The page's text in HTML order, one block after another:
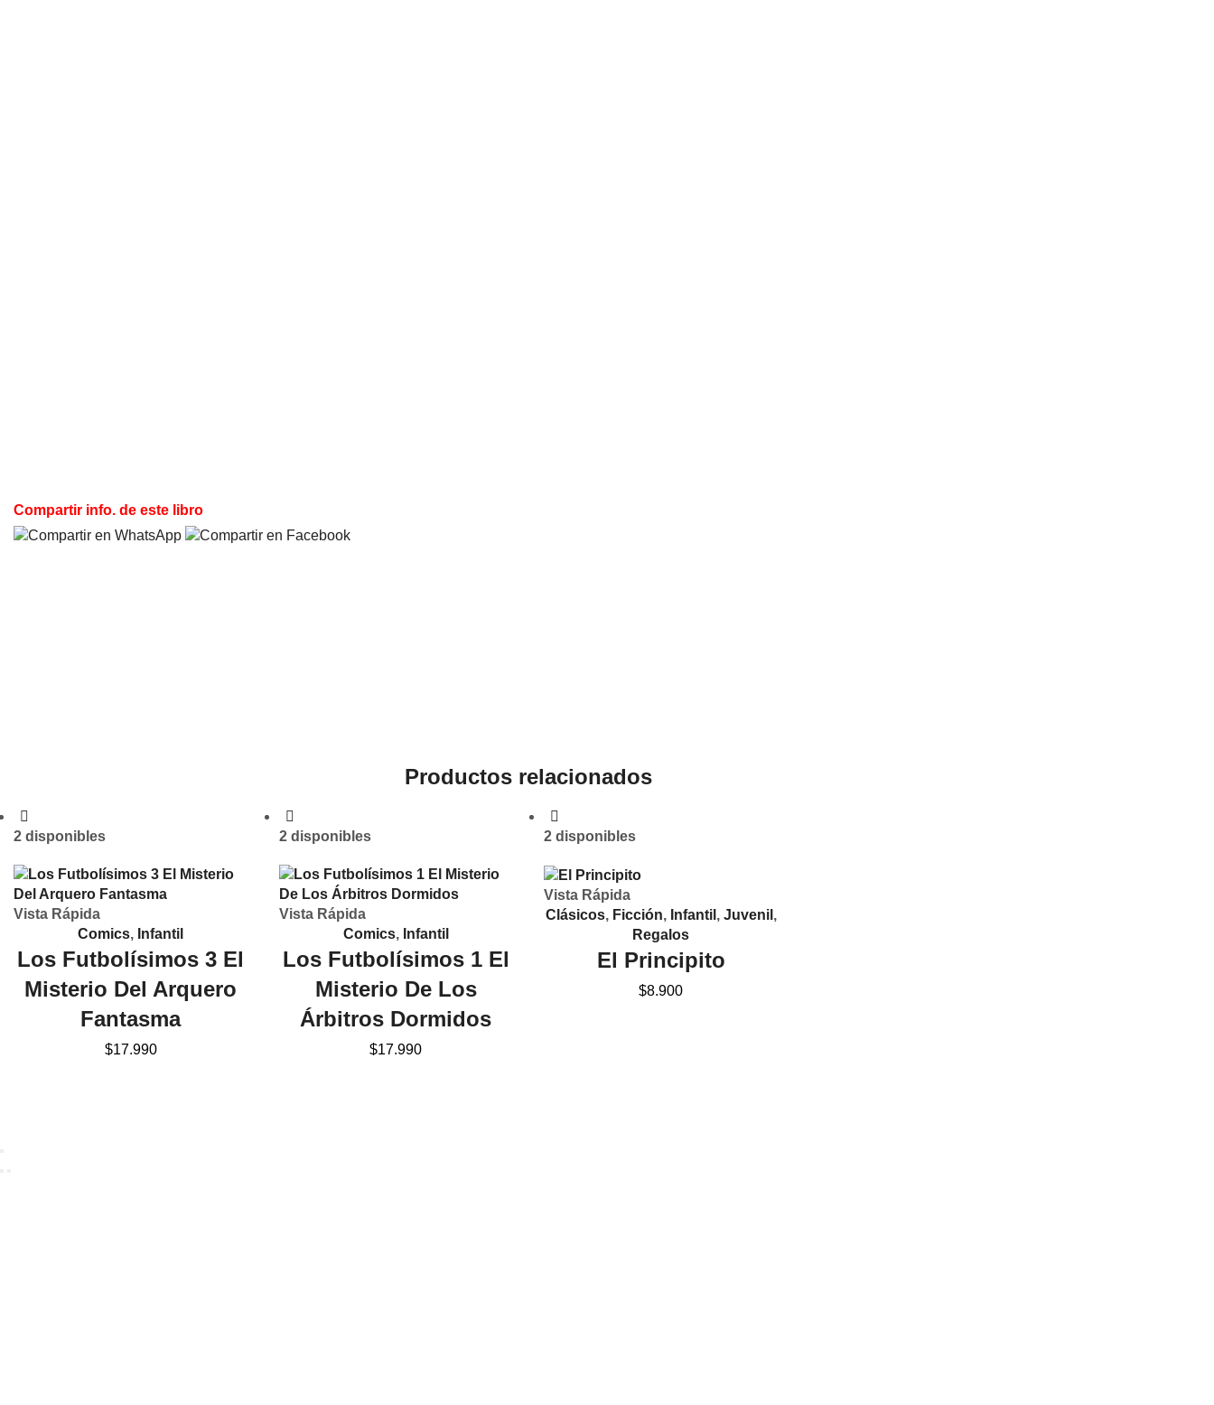
Compartir info. de este libro
Productos relacionados
2 disponibles
Vista Rápida
Comics, Infantil
Los Futbolísimos 3 El
Misterio Del Arquero
Fantasma
$17.990
2 disponibles
Vista Rápida
Comics, Infantil
Los Futbolísimos 1 El
Misterio De Los
Árbitros Dormidos
$17.990
2 disponibles
Vista Rápida
Clásicos, Ficción, Infantil , Juvenil ,
Regalos
El Principito
$8.900